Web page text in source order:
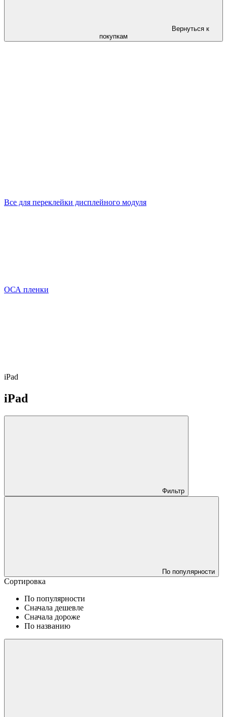
Вернуться к
покупкам
Все для переклейки дисплейного модуля
ОСА пленки
iPad
iPad
Фильтр
По популярности
Сортировка
По популярности
Сначала дешевле
Сначала дороже
По названию